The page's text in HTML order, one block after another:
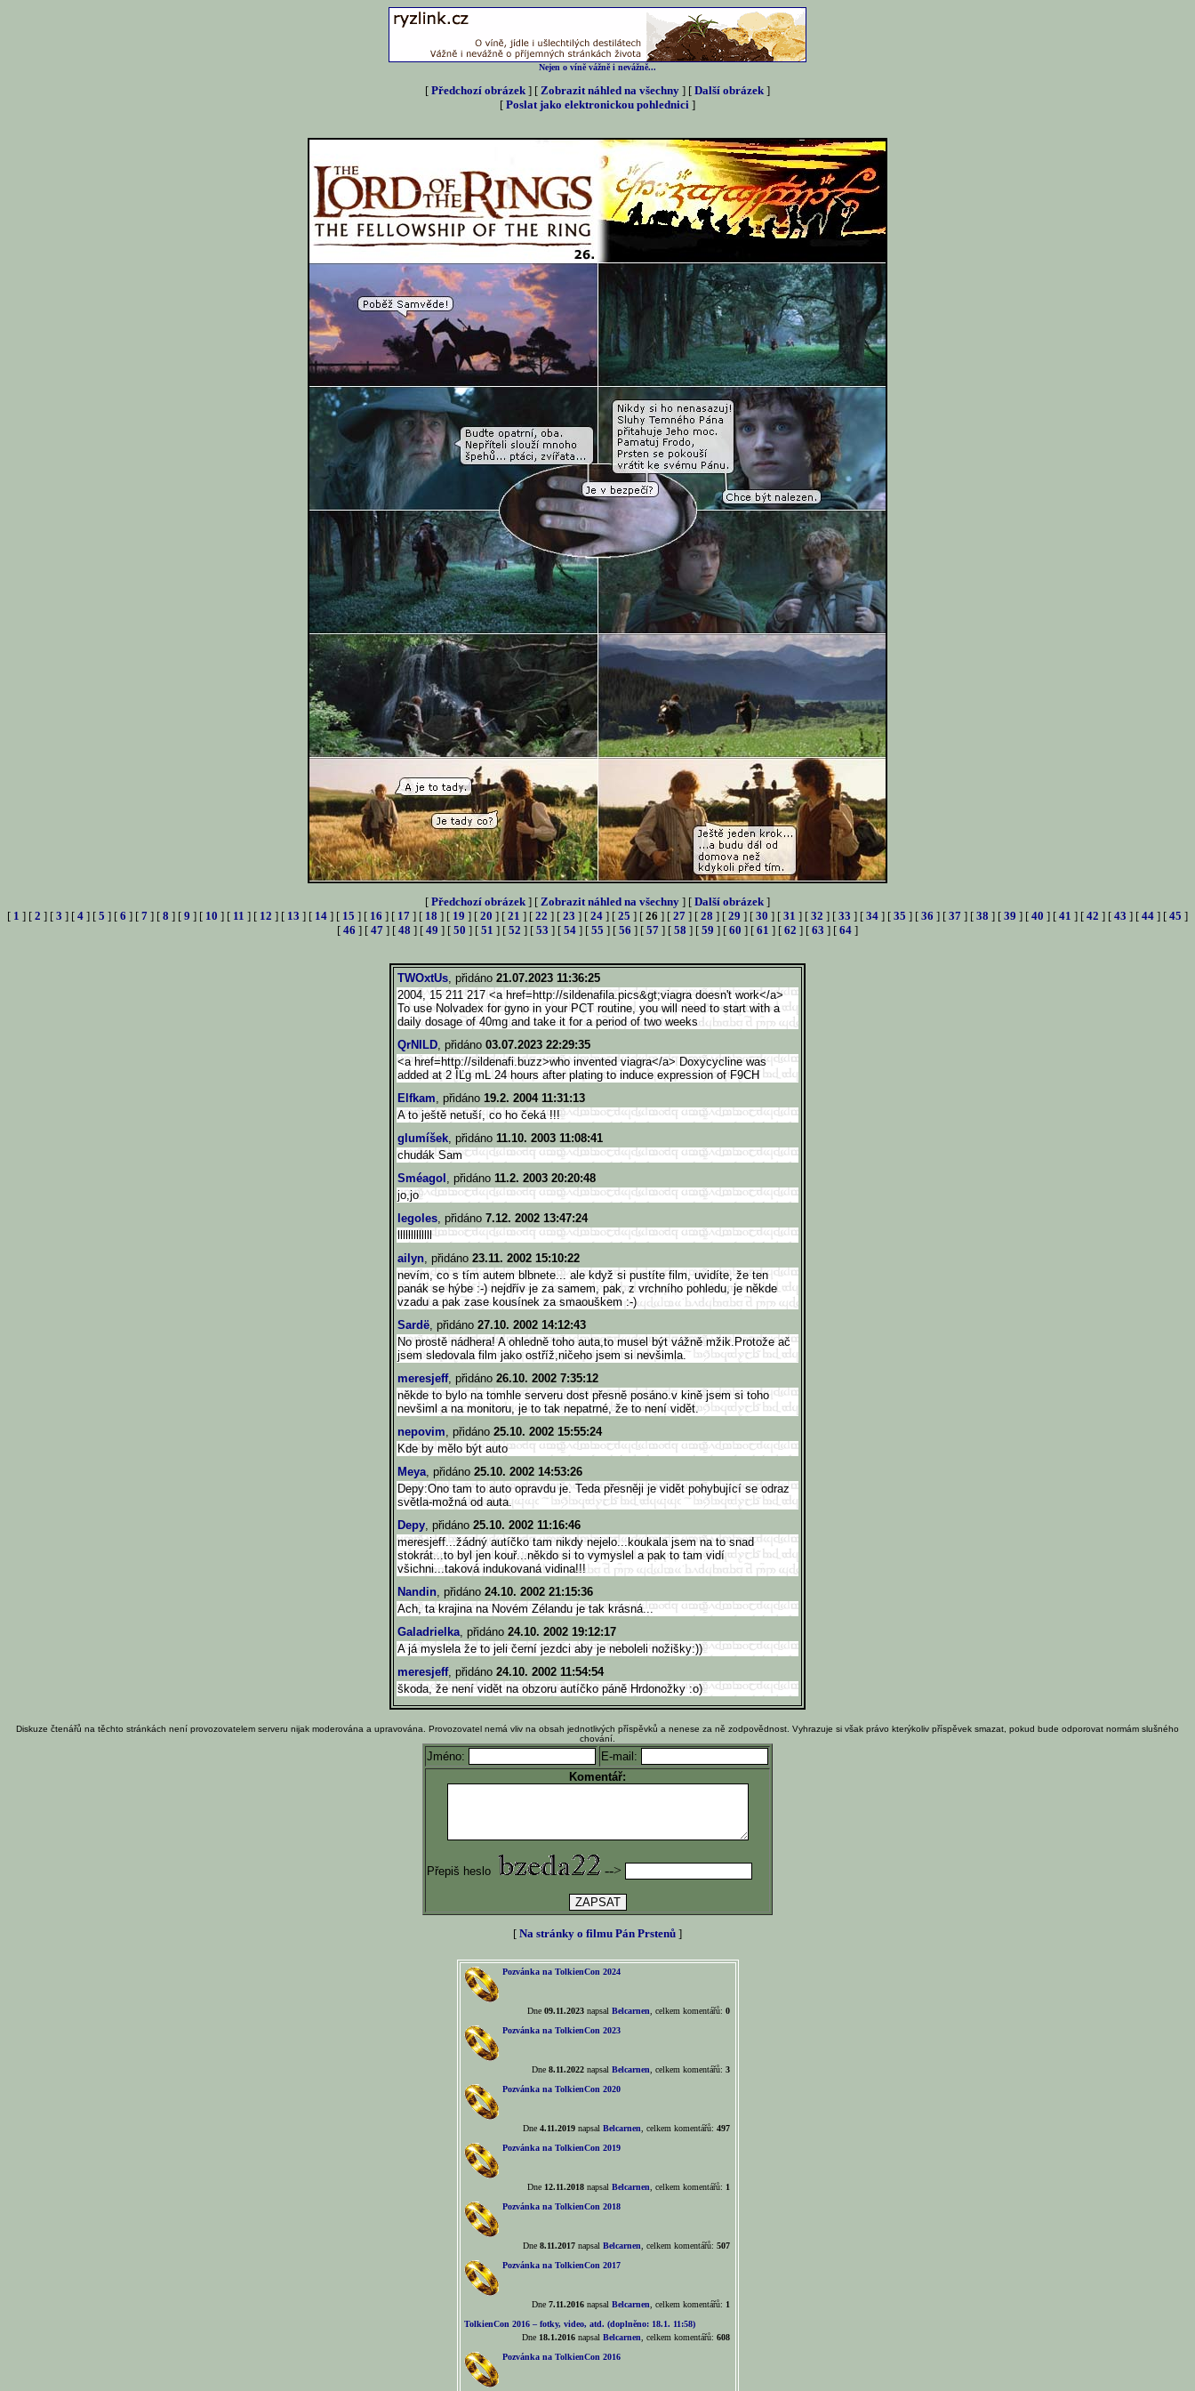
Nejen o víně vážně i nevážně...
[ Předchozí obrázek ] [ Zobrazit náhled na všechny ] [ Další obrázek ]
[ Poslat jako elektronickou pohlednici ]
[ Předchozí obrázek ] [ Zobrazit náhled na všechny ] [ Další obrázek ]
[ 1 ] [ 2 ] [ 3 ] [ 4 ] [ 5 ] [ 6 ] [ 7 ] [ 8 ] [ 9 ] [ 10 ] [ 11 ] [ 12 ] [ 13 ] [ 14 ] [ 15 ] [ 16 ] [ 17 ] [ 18 ] [ 19 ] [ 20 ] [ 21 ] [ 22 ] [ 23 ] [ 24 ] [ 25 ] [ 26 ] [ 27 ] [ 28 ] [ 29 ] [ 30 ] [ 31 ] [ 32 ] [ 33 ] [ 34 ] [ 35 ] [ 36 ] [ 37 ] [ 38 ] [ 39 ] [ 40 ] [ 41 ] [ 42 ] [ 43 ] [ 44 ] [ 45 ]
[ 46 ] [ 47 ] [ 48 ] [ 49 ] [ 50 ] [ 51 ] [ 52 ] [ 53 ] [ 54 ] [ 55 ] [ 56 ] [ 57 ] [ 58 ] [ 59 ] [ 60 ] [ 61 ] [ 62 ] [ 63 ] [ 64 ]
TWOxtUs, přidáno 21.07.2023 11:36:25
2004, 15 211 217 <a href=http://sildenafila.pics&gt;viagra doesn't work</a>
To use Nolvadex for gyno in your PCT routine, you will need to start with a
daily dosage of 40mg and take it for a period of two weeks
QrNILD, přidáno 03.07.2023 22:29:35
<a href=http://sildenafi.buzz>who invented viagra</a> Doxycycline was
added at 2 ÎĽg mL 24 hours after plating to induce expression of F9CH
Elfkam, přidáno 19.2. 2004 11:31:13
A to ještě netuší, co ho čeká !!!
glumíšek, přidáno 11.10. 2003 11:08:41
chudák Sam
Sméagol , přidáno 11.2. 2003 20:20:48
jo,jo
legoles, přidáno 7.12. 2002 13:47:24
lllllllllllll
ailyn, přidáno 23.11. 2002 15:10:22
nevím, co s tím autem blbnete... ale když si pustíte film, uvidíte, že ten
panák se hýbe :-) nejdřív je za samem, pak, z vrchního pohledu, je někde
vzadu a pak zase kousínek za smaouškem :-)
Sardë, přidáno 27.10. 2002 14:12:43
No prostě nádhera! A ohledně toho auta,to musel být vážně mžik.Protože ač
jsem sledovala film jako ostříž,ničeho jsem si nevšimla.
meresjeff, přidáno 26.10. 2002 7:35:12
někde to bylo na tomhle serveru dost přesně posáno.v kině jsem si toho
nevšiml a na monitoru, je to tak nepatrné, že to není vidět.
nepovim, přidáno 25.10. 2002 15:55:24
Kde by mělo být auto
Meya, přidáno 25.10. 2002 14:53:26
Depy:Ono tam to auto opravdu je. Teda přesněji je vidět pohybující se odraz
světla-možná od auta.
Depy, přidáno 25.10. 2002 11:16:46
meresjeff...žádný autíčko tam nikdy nejelo...koukala jsem na to snad
stokrát...to byl jen kouř...někdo si to vymyslel a pak to tam vidí
všichni...taková indukovaná vidina!!!
Nandin, přidáno 24.10. 2002 21:15:36
Ach, ta krajina na Novém Zélandu je tak krásná...
Galadrielka, přidáno 24.10. 2002 19:12:17
A já myslela že to jeli černí jezdci aby je neboleli nožišky:))
meresjeff, přidáno 24.10. 2002 11:54:54
škoda, že není vidět na obzoru autíčko páně Hrdonožky :o)
Diskuze čtenářů na těchto stránkách není provozovatelem serveru nijak moderována a upravována. Provozovatel nemá vliv na obsah jednotlivých příspěvků a nenese za ně zodpovědnost. Vyhrazuje si však právo kterýkoliv příspěvek smazat, pokud bude odporovat normám slušného
chování.
Jméno:
E-mail:
Komentář:
Přepiš heslo -->
[ Na stránky o filmu Pán Prstenů ]
Pozvánka na TolkienCon 2024
Dne 09.11.2023napsal Belcarnen , celkem komentářů: 0
Pozvánka na TolkienCon 2023
Dne 8.11.2022napsal Belcarnen , celkem komentářů: 3
Pozvánka na TolkienCon 2020
Dne 4.11.2019napsal Belcarnen , celkem komentářů: 497
Pozvánka na TolkienCon 2019
Dne 12.11.2018napsal Belcarnen , celkem komentářů: 1
Pozvánka na TolkienCon 2018
Dne 8.11.2017napsal Belcarnen , celkem komentářů: 507
Pozvánka na TolkienCon 2017
Dne 7.11.2016napsal Belcarnen , celkem komentářů: 1
TolkienCon 2016 – fotky, video, atd. (doplněno: 18.1. 11:58)
Dne 18.1.2016napsal Belcarnen , celkem komentářů: 608
Pozvánka na TolkienCon 2016